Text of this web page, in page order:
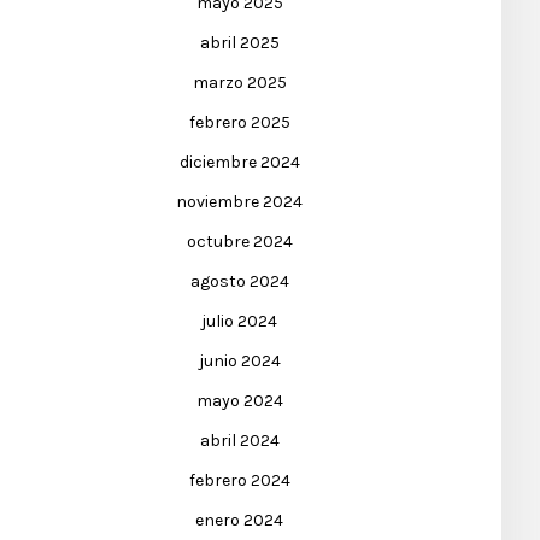
abril 2025
marzo 2025
febrero 2025
diciembre 2024
noviembre 2024
octubre 2024
agosto 2024
julio 2024
junio 2024
mayo 2024
abril 2024
febrero 2024
enero 2024